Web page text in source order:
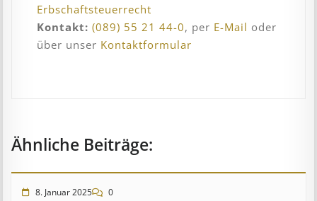
Erbschaftsteuerrecht
Kontakt: (089) 55 21 44-0, per E-Mail oder
über unser Kontaktformular
Ähnliche Beiträge:
8. Januar 2025 0